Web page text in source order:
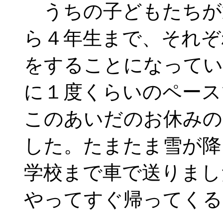
うちの子どもたち
ら４年生まで、それ
をすることになって
に１度くらいのペー
このあいだのお休み
した。たまたま雪が
学校まで車で送りま
やってすぐ帰ってく